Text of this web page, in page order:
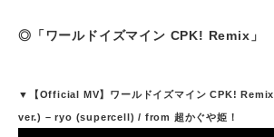
◎「ワールドイズマイン CPK! Remix」
▼【Official MV】ワールドイズマイン CPK! Remix
ver.) – ryo (supercell) / from 超かぐや姫！